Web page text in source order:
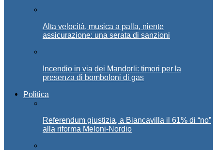
Alta velocità, musica a palla, niente
assicurazione: una serata di sanzioni
Incendio in via dei Mandorli: timori per la
presenza di bomboloni di gas
Politica
Referendum giustizia, a Biancavilla il 61% di “no”
alla riforma Meloni-Nordio